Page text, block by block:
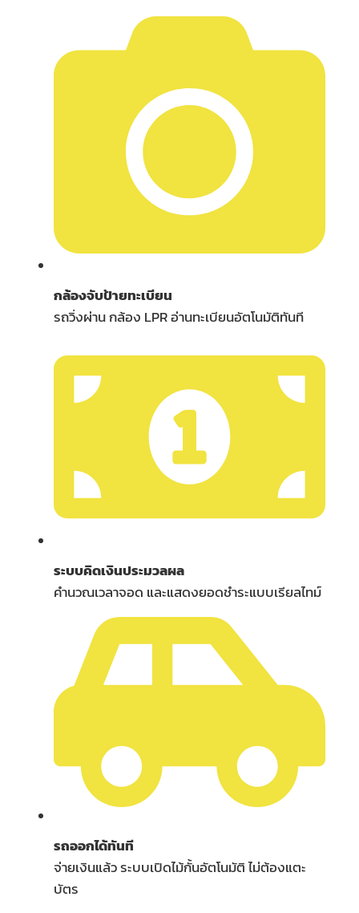
กล้องจับป้ายทะเบียน
รถวิ่งผ่าน กล้อง LPR อ่านทะเบียนอัตโนมัติทันที
ระบบคิดเงินประมวลผล
คำนวณเวลาจอด และแสดงยอดชำระแบบเรียลไทม์
รถออกได้ทันที
จ่ายเงินแล้ว ระบบเปิดไม้กั้นอัตโนมัติ ไม่ต้องแตะ
บัตร